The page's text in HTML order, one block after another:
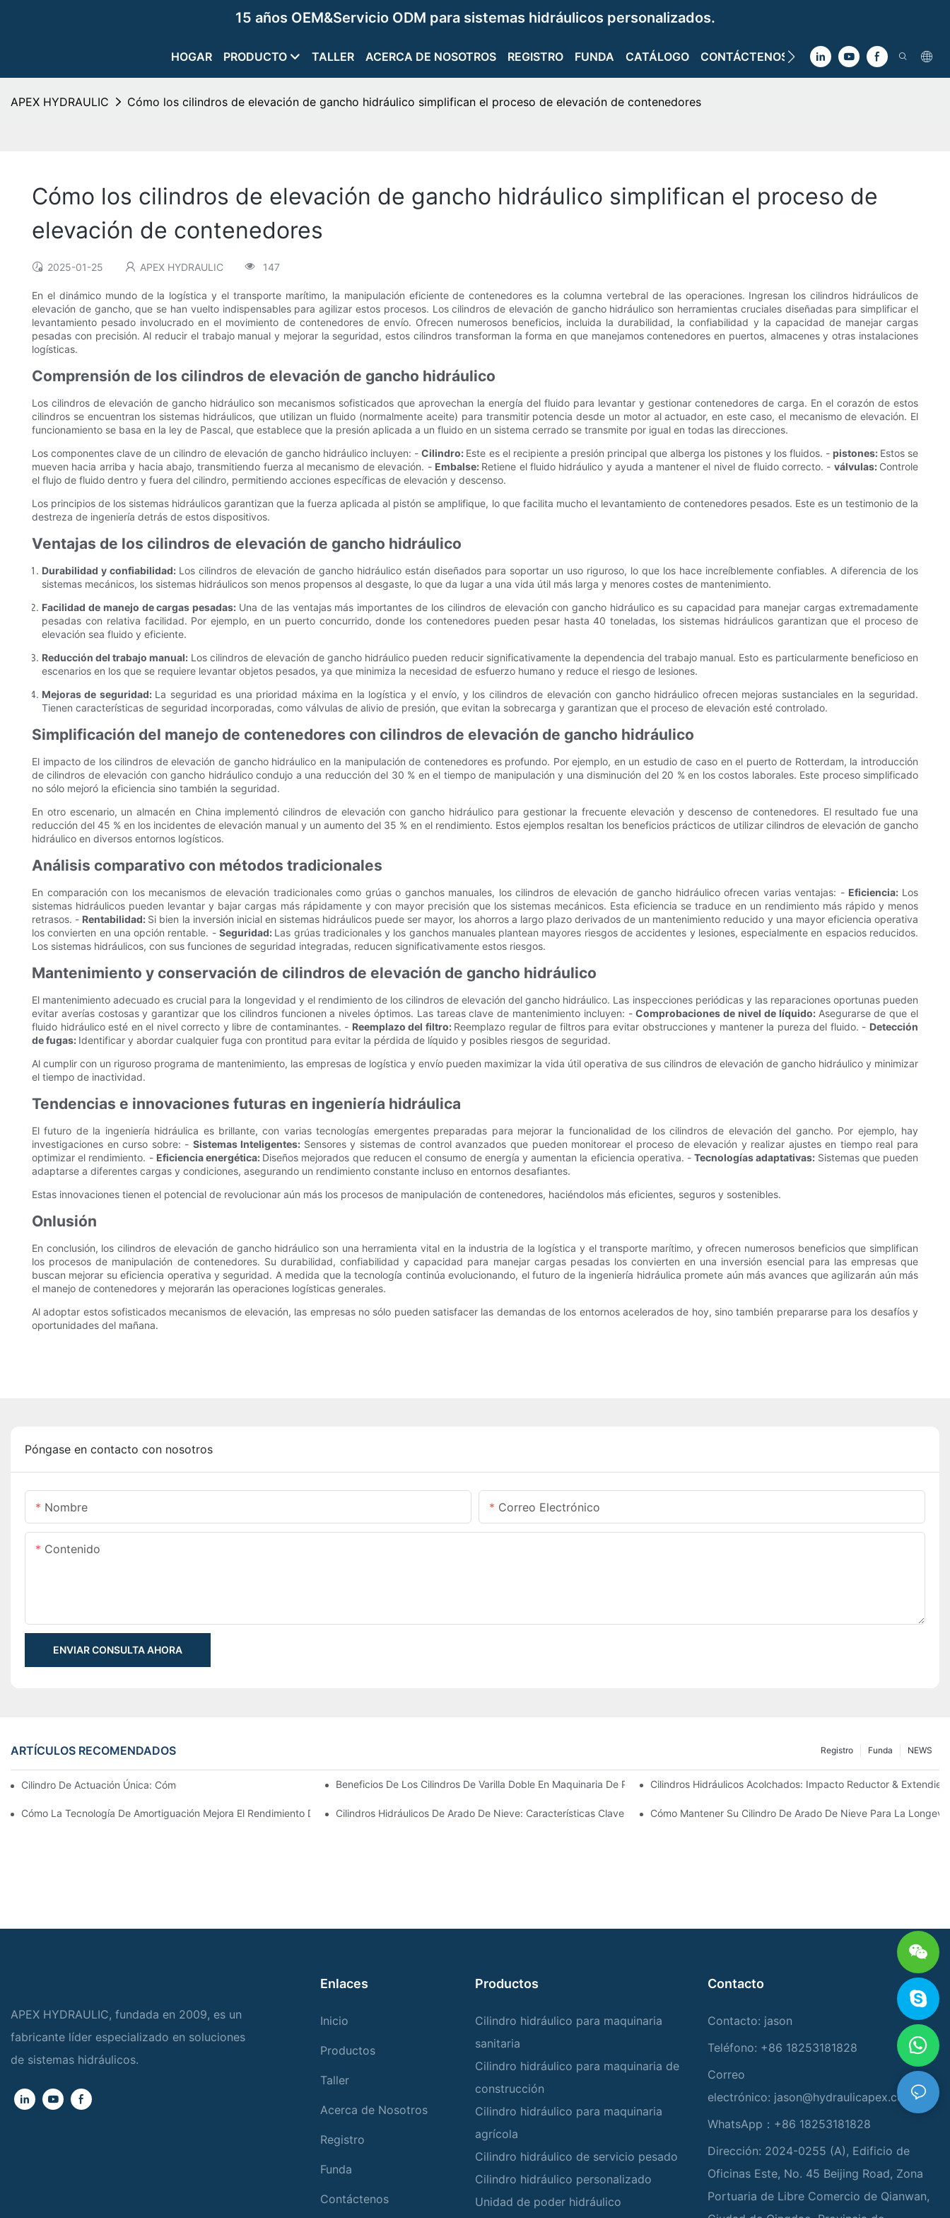
15 años OEM&Servicio ODM para sistemas hidráulicos personalizados.
HOGAR PRODUCTO TALLER ACERCA DE NOSOTROS REGISTRO FUNDA CATÁLOGO CONTÁCTENOS
APEX HYDRAULIC Cómo los cilindros de elevación de gancho hidráulico simplifican el proceso de elevación de contenedores
Cómo los cilindros de elevación de gancho hidráulico simplifican el proceso de
elevación de contenedores
2025-01-25 APEX HYDRAULIC 147
En el dinámico mundo de la logística y el transporte marítimo, la manipulación eficiente de contenedores es la columna vertebral de las operaciones. Ingresan los cilindros hidráulicos de
elevación de gancho, que se han vuelto indispensables para agilizar estos procesos. Los cilindros de elevación de gancho hidráulico son herramientas cruciales diseñadas para simplificar el
levantamiento pesado involucrado en el movimiento de contenedores de envío. Ofrecen numerosos beneficios, incluida la durabilidad, la confiabilidad y la capacidad de manejar cargas
pesadas con precisión. Al reducir el trabajo manual y mejorar la seguridad, estos cilindros transforman la forma en que manejamos contenedores en puertos, almacenes y otras instalaciones
logísticas.
Comprensión de los cilindros de elevación de gancho hidráulico
Los cilindros de elevación de gancho hidráulico son mecanismos sofisticados que aprovechan la energía del fluido para levantar y gestionar contenedores de carga. En el corazón de estos
cilindros se encuentran los sistemas hidráulicos, que utilizan un fluido (normalmente aceite) para transmitir potencia desde un motor al actuador, en este caso, el mecanismo de elevación. El
funcionamiento se basa en la ley de Pascal, que establece que la presión aplicada a un fluido en un sistema cerrado se transmite por igual en todas las direcciones.
Los componentes clave de un cilindro de elevación de gancho hidráulico incluyen: -Cilindro: Este es el recipiente a presión principal que alberga los pistones y los fluidos. - pistones: Estos se
mueven hacia arriba y hacia abajo, transmitiendo fuerza al mecanismo de elevación. - Embalse: Retiene el fluido hidráulico y ayuda a mantener el nivel de fluido correcto. - válvulas: Controle
el flujo de fluido dentro y fuera del cilindro, permitiendo acciones específicas de elevación y descenso.
Los principios de los sistemas hidráulicos garantizan que la fuerza aplicada al pistón se amplifique, lo que facilita mucho el levantamiento de contenedores pesados. Este es un testimonio de la
destreza de ingeniería detrás de estos dispositivos.
Ventajas de los cilindros de elevación de gancho hidráulico
Durabilidad y confiabilidad: Los cilindros de elevación de gancho hidráulico están diseñados para soportar un uso riguroso, lo que los hace increíblemente confiables. A diferencia de los
sistemas mecánicos, los sistemas hidráulicos son menos propensos al desgaste, lo que da lugar a una vida útil más larga y menores costes de mantenimiento.
Facilidad de manejo de cargas pesadas: Una de las ventajas más importantes de los cilindros de elevación con gancho hidráulico es su capacidad para manejar cargas extremadamente
pesadas con relativa facilidad. Por ejemplo, en un puerto concurrido, donde los contenedores pueden pesar hasta 40 toneladas, los sistemas hidráulicos garantizan que el proceso de
elevación sea fluido y eficiente.
Reducción del trabajo manual: Los cilindros de elevación de gancho hidráulico pueden reducir significativamente la dependencia del trabajo manual. Esto es particularmente beneficioso en
escenarios en los que se requiere levantar objetos pesados, ya que minimiza la necesidad de esfuerzo humano y reduce el riesgo de lesiones.
Mejoras de seguridad: La seguridad es una prioridad máxima en la logística y el envío, y los cilindros de elevación con gancho hidráulico ofrecen mejoras sustanciales en la seguridad.
Tienen características de seguridad incorporadas, como válvulas de alivio de presión, que evitan la sobrecarga y garantizan que el proceso de elevación esté controlado.
Simplificación del manejo de contenedores con cilindros de elevación de gancho hidráulico
El impacto de los cilindros de elevación de gancho hidráulico en la manipulación de contenedores es profundo. Por ejemplo, en un estudio de caso en el puerto de Rotterdam, la introducción
de cilindros de elevación con gancho hidráulico condujo a una reducción del 30 % en el tiempo de manipulación y una disminución del 20 % en los costos laborales. Este proceso simplificado
no sólo mejoró la eficiencia sino también la seguridad.
En otro escenario, un almacén en China implementó cilindros de elevación con gancho hidráulico para gestionar la frecuente elevación y descenso de contenedores. El resultado fue una
reducción del 45 % en los incidentes de elevación manual y un aumento del 35 % en el rendimiento. Estos ejemplos resaltan los beneficios prácticos de utilizar cilindros de elevación de gancho
hidráulico en diversos entornos logísticos.
Análisis comparativo con métodos tradicionales
En comparación con los mecanismos de elevación tradicionales como grúas o ganchos manuales, los cilindros de elevación de gancho hidráulico ofrecen varias ventajas: - Eficiencia: Los
sistemas hidráulicos pueden levantar y bajar cargas más rápidamente y con mayor precisión que los sistemas mecánicos. Esta eficiencia se traduce en un rendimiento más rápido y menos
retrasos. - Rentabilidad: Si bien la inversión inicial en sistemas hidráulicos puede ser mayor, los ahorros a largo plazo derivados de un mantenimiento reducido y una mayor eficiencia operativa
los convierten en una opción rentable. - Seguridad: Las grúas tradicionales y los ganchos manuales plantean mayores riesgos de accidentes y lesiones, especialmente en espacios reducidos.
Los sistemas hidráulicos, con sus funciones de seguridad integradas, reducen significativamente estos riesgos.
Mantenimiento y conservación de cilindros de elevación de gancho hidráulico
El mantenimiento adecuado es crucial para la longevidad y el rendimiento de los cilindros de elevación del gancho hidráulico. Las inspecciones periódicas y las reparaciones oportunas pueden
evitar averías costosas y garantizar que los cilindros funcionen a niveles óptimos. Las tareas clave de mantenimiento incluyen: -Comprobaciones de nivel de líquido: Asegurarse de que el
fluido hidráulico esté en el nivel correcto y libre de contaminantes. - Reemplazo del filtro: Reemplazo regular de filtros para evitar obstrucciones y mantener la pureza del fluido. - Detección
de fugas: Identificar y abordar cualquier fuga con prontitud para evitar la pérdida de líquido y posibles riesgos de seguridad.
Al cumplir con un riguroso programa de mantenimiento, las empresas de logística y envío pueden maximizar la vida útil operativa de sus cilindros de elevación de gancho hidráulico y minimizar
el tiempo de inactividad.
Tendencias e innovaciones futuras en ingeniería hidráulica
El futuro de la ingeniería hidráulica es brillante, con varias tecnologías emergentes preparadas para mejorar la funcionalidad de los cilindros de elevación del gancho. Por ejemplo, hay
investigaciones en curso sobre: - Sistemas Inteligentes: Sensores y sistemas de control avanzados que pueden monitorear el proceso de elevación y realizar ajustes en tiempo real para
optimizar el rendimiento. - Eficiencia energética: Diseños mejorados que reducen el consumo de energía y aumentan la eficiencia operativa. -Tecnologías adaptativas: Sistemas que pueden
adaptarse a diferentes cargas y condiciones, asegurando un rendimiento constante incluso en entornos desafiantes.
Estas innovaciones tienen el potencial de revolucionar aún más los procesos de manipulación de contenedores, haciéndolos más eficientes, seguros y sostenibles.
Onlusión
En conclusión, los cilindros de elevación de gancho hidráulico son una herramienta vital en la industria de la logística y el transporte marítimo, y ofrecen numerosos beneficios que simplifican
los procesos de manipulación de contenedores. Su durabilidad, confiabilidad y capacidad para manejar cargas pesadas los convierten en una inversión esencial para las empresas que
buscan mejorar su eficiencia operativa y seguridad. A medida que la tecnología continúa evolucionando, el futuro de la ingeniería hidráulica promete aún más avances que agilizarán aún más
el manejo de contenedores y mejorarán las operaciones logísticas generales.
Al adoptar estos sofisticados mecanismos de elevación, las empresas no sólo pueden satisfacer las demandas de los entornos acelerados de hoy, sino también prepararse para los desafíos y
oportunidades del mañana.
Póngase en contacto con nosotros
Nombre Correo Electrónico
Contenido
ENVIAR CONSULTA AHORA
ARTÍCULOS RECOMENDADOS NEWS
Funda
Registro
Cilindro De Actuación Única: Cómo Funciona & Aplicaciones ComunesBeneficios De Los Cilindros De Varilla Doble En Maquinaria De PrecisiónCilindros Hidráulicos Acolchados: Impacto Reductor &
Cómo La Tecnología De Amortiguación Mejora El Rendimiento Del Cilindro HidráulicoCilindros Hidráulicos De Arado De Nieve: Características Clave Para Condiciones De Invierno Duras
Cómo Mantener Su Cilindro De Arado De Nieve Para La
APEX HYDRAULIC, fundada en 2009, es un
fabricante líder especializado en soluciones
de sistemas hidráulicos.
Enlaces
Inicio
Productos
Taller
Acerca de Nosotros
Registro
Funda
Contáctenos
Productos
Cilindro hidráulico para maquinaria
sanitaria
Cilindro hidráulico para maquinaria de
construcción
Cilindro hidráulico para maquinaria
agrícola
Cilindro hidráulico de servicio pesado
Cilindro hidráulico personalizado
Unidad de poder hidráulico
Contacto
Contacto: jason
Teléfono: +86 18253181828
Correo
electrónico: jason@hydraulicapex.com
WhatsApp：+86 18253181828
Dirección: 2024-0255 (A), Edificio de
Oficinas Este, No. 45 Beijing Road, Zona
Portuaria de Libre Comercio de Qianwan,